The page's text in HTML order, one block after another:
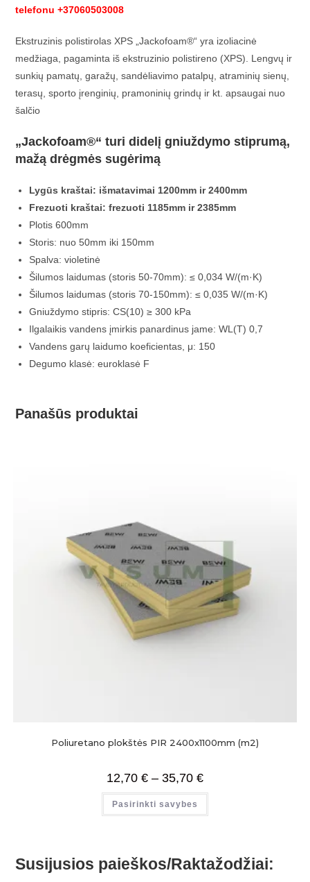
telefonu +37060503008
Ekstruzinis polistirolas XPS „Jackofoam®“ yra izoliacinė
medžiaga, pagaminta iš ekstruzinio polistireno (XPS). Lengvų ir
sunkių pamatų, garažų, sandėliavimo patalpų, atraminių sienų,
terasų, sporto įrenginių, pramoninių grindų ir kt. apsaugai nuo
šalčio
„Jackofoam®“ turi didelį gniuždymo stiprumą,
mažą drėgmės sugėrimą
Lygūs kraštai: išmatavimai 1200mm ir 2400mm
Frezuoti kraštai: frezuoti 1185mm ir 2385mm
Plotis 600mm
Storis: nuo 50mm iki 150mm
Spalva: violetinė
Šilumos laidumas (storis 50-70mm): ≤ 0,034 W/(m·K)
Šilumos laidumas (storis 70-150mm): ≤ 0,035 W/(m·K)
Gniuždymo stipris: CS(10) ≥ 300 kPa
Ilgalaikis vandens įmirkis panardinus jame: WL(T) 0,7
Vandens garų laidumo koeficientas, μ: 150
Degumo klasė: euroklasė F
Panašūs produktai
Poliuretano plokštės PIR 2400x1100mm (m2)
12,70 € – 35,70 €
Pasirinkti savybes
Susijusios paieškos/Raktažodžiai: